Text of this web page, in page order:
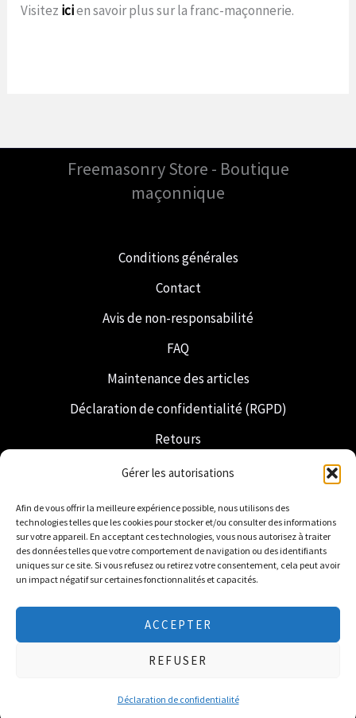
Gérer les autorisations
Afin de vous offrir la meilleure expérience possible, nous utilisons des
technologies telles que les cookies pour stocker et/ou consulter des informations
sur votre appareil. En acceptant ces technologies, vous nous autorisez à traiter
des données telles que votre comportement de navigation ou des identifiants
uniques sur ce site. Si vous refusez ou retirez votre consentement, cela peut avoir
un impact négatif sur certaines fonctionnalités et capacités.
ACCEPTER
REFUSER
Déclaration de confidentialité
Visitez icien savoir plus sur la franc-maçonnerie.
Freemasonry Store - Boutique
maçonnique
Conditions générales
Contact
Avis de non-responsabilité
FAQ
Maintenance des articles
Déclaration de confidentialité (RGPD)
Retours
Expédition et livraison
Franc-maçonnerie
Regalia néerlandaise
© 2026 Freemasonry Store - Boutique maçonnique.